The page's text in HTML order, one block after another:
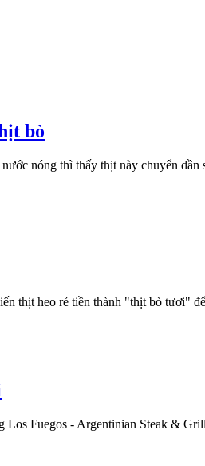
bò
nóng thì thấy thịt này chuyển
thịt heo rẻ tiền thành "thịt bò tươi"
Los Fuegos - Argentinian Steak &